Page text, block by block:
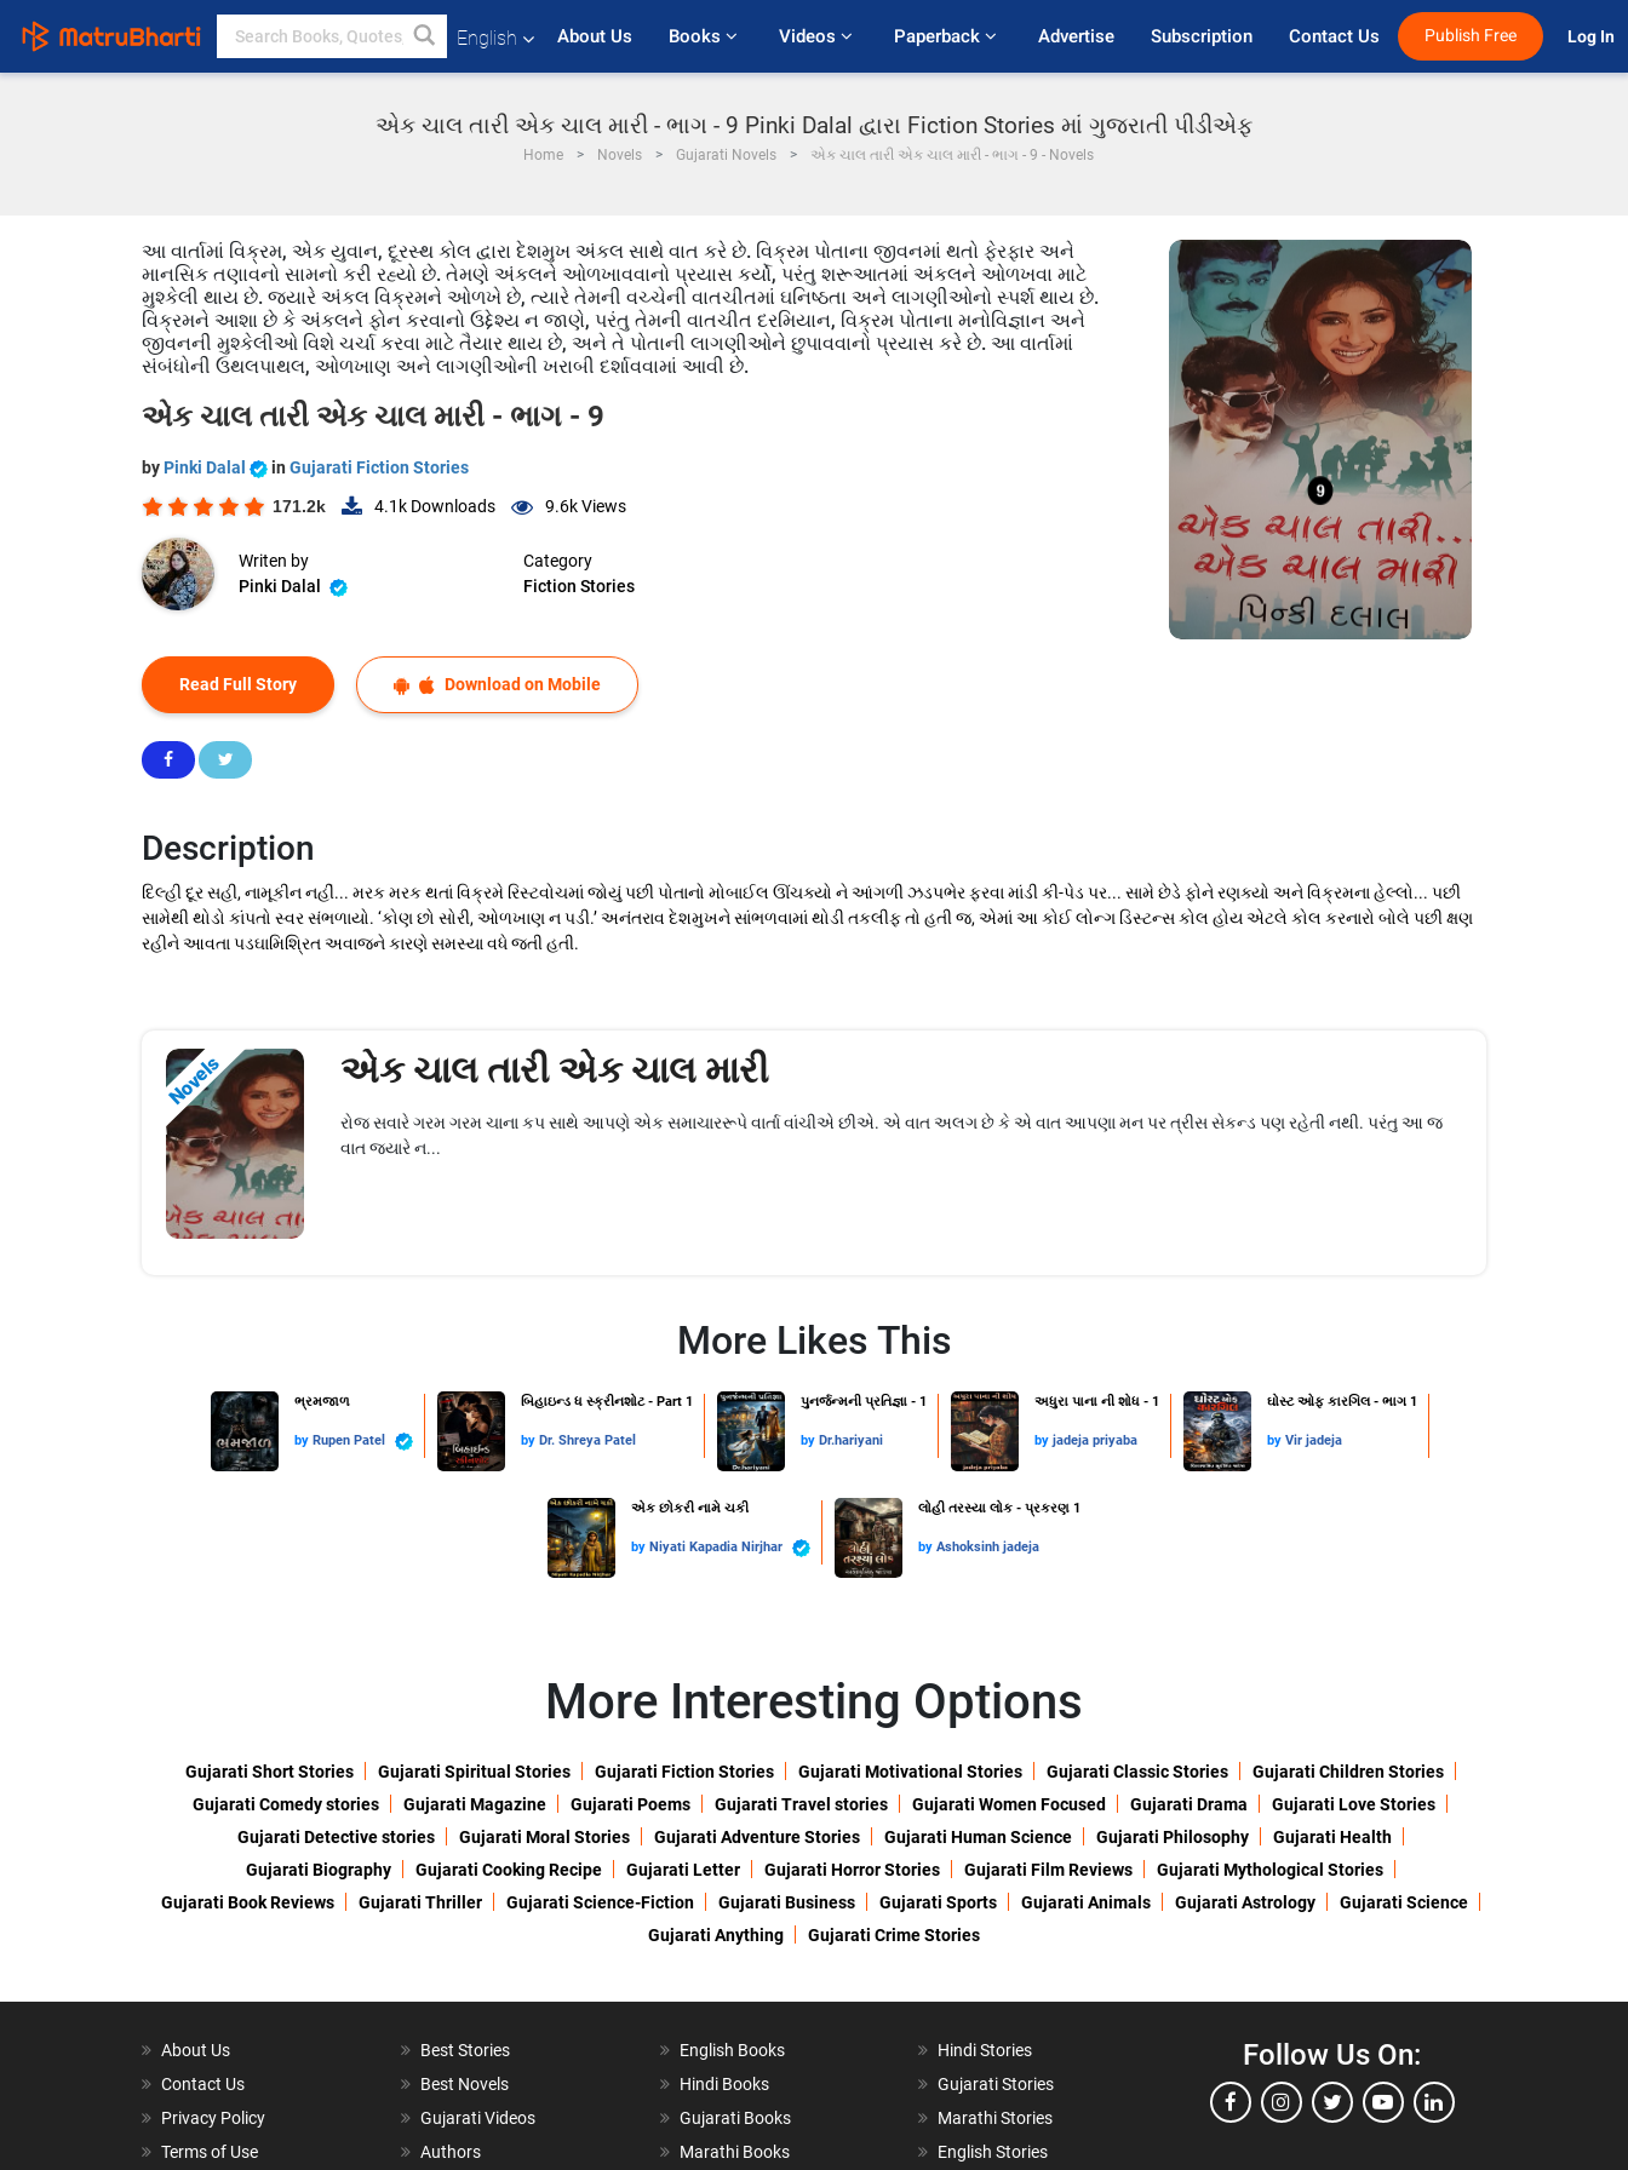
English About Us Books Videos Paperback Advertise Subscription Contact Us Publish Free Log In
એક ચાલ તારી એક ચાલ મારી - ભાગ - 9 Pinki Dalal દ્વારા Fiction Stories માં ગુજરાતી પીડીએફ
Home Novels Gujarati Novels એક ચાલ તારી એક ચાલ મારી - ભાગ - 9 - Novels
આ વાર્તામાં વિક્રમ, એક યુવાન, દૂરસ્થ કોલ દ્વારા દેશમુખ અંકલ સાથે વાત કરે છે. વિક્રમ પોતાના જીવનમાં થતો ફેરફાર અને
માનસિક તણાવનો સામનો કરી રહ્યો છે. તેમણે અંકલને ઓળખાવવાનો પ્રયાસ કર્યો, પરંતુ શરૂઆતમાં અંકલને ઓળખવા માટે
મુશ્કેલી થાય છે. જ્યારે અંકલ વિક્રમને ઓળખે છે, ત્યારે તેમની વચ્ચેની વાતચીતમાં ઘનિષ્ઠતા અને લાગણીઓનો સ્પર્શ થાય છે.
વિક્રમને આશા છે કે અંકલને ફોન કરવાનો ઉદ્દેશ્ય ન જાણે, પરંતુ તેમની વાતચીત દરમિયાન, વિક્રમ પોતાના મનોવિજ્ઞાન અને
જીવનની મુશ્કેલીઓ વિશે ચર્ચા કરવા માટે તૈયાર થાય છે, અને તે પોતાની લાગણીઓને છુપાવવાનો પ્રયાસ કરે છે. આ વાર્તામાં
સંબંધોની ઉથલપાથલ, ઓળખાણ અને લાગણીઓની ખરાબી દર્શાવવામાં આવી છે.
એક ચાલ તારી એક ચાલ મારી - ભાગ - 9
by Pinki Dalal in Gujarati Fiction Stories
171.2k 4.1k Downloads 9.6kViews
Writen by
Pinki Dalal
Category
Fiction Stories
Read Full Story Download on Mobile
Description
દિલ્હી દૂર સહી, નામૂકીન નહીં... મરક મરક થતાં વિક્રમે રિસ્ટવોચમાં જોયું પછી પોતાનો મોબાઈલ ઊંચક્યો ને આંગળી ઝડપભેર ફરવા માંડી કી-પેડ પર... સામે છેડે ફોને રણક્યો અને વિક્રમના હેલ્લો... પછી
સામેથી થોડો કાંપતો સ્વર સંભળાયો. ‘કોણ છો સોરી, ઓળખાણ ન પડી.’ અનંતરાવ દેશમુખને સાંભળવામાં થોડી તકલીફ તો હતી જ, એમાં આ કોઈ લોન્ગ ડિસ્ટન્સ કોલ હોય એટલે કોલ કરનારો બોલે પછી ક્ષણ
રહીને આવતા પડઘામિશ્રિત અવાજને કારણે સમસ્યા વધે જતી હતી.
Novels એક ચાલ તારી એક ચાલ મારી
રોજ સવારે ગરમ ગરમ ચાના કપ સાથે આપણે એક સમાચારરૂપે વાર્તા વાંચીએ છીએ. એ વાત અલગ છે કે એ વાત આપણા મન પર ત્રીસ સેકન્ડ પણ રહેતી નથી. પરંતુ આ જ
વાત જયારે ન...
More Likes This
ભ્રમજાળ
by Rupen Patel
બિહાઇન્ડ ધ સ્ક્રીનશોટ - Part 1
by Dr. Shreya Patel
પુનર્જન્મની પ્રતિજ્ઞા - 1
by Dr.hariyani
અધુરા પાના ની શોધ - 1
by jadeja priyaba
ઘોસ્ટ ઓફ કારગિલ - ભાગ 1
by Vir jadeja
એક છોકરી નામે ચકી
by Niyati Kapadia Nirjhar
લોહી તરસ્યા લોક - પ્રકરણ 1
by Ashoksinh jadeja
More Interesting Options
Gujarati Short Stories Gujarati Spiritual Stories Gujarati Fiction Stories Gujarati Motivational Stories Gujarati Classic Stories
Gujarati Children Stories
Gujarati Comedy stories
Gujarati Magazine Gujarati Poems Gujarati Travel stories Gujarati Women Focused Gujarati Drama
Gujarati Love Stories
Gujarati Detective stories
Gujarati Moral Stories Gujarati Adventure Stories Gujarati Human Science Gujarati Philosophy
Gujarati Health
Gujarati Biography
Gujarati Cooking Recipe Gujarati Letter Gujarati Horror Stories Gujarati Film Reviews
Gujarati Mythological Stories
Gujarati Book Reviews
Gujarati Thriller Gujarati Science-Fiction Gujarati Business Gujarati Sports Gujarati Animals Gujarati Astrology
Gujarati Science
Gujarati Anything
Gujarati Crime Stories
About Us
Contact Us
Privacy Policy
Terms of Use
Best Stories
Best Novels
Gujarati Videos
Authors
English Books
Hindi Books
Gujarati Books
Marathi Books
Hindi Stories
Gujarati Stories
Marathi Stories
English Stories
Follow Us On: